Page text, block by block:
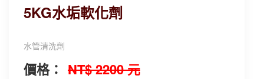
5KG水垢軟化劑
水管清洗劑
價格： NT$ 2200 元